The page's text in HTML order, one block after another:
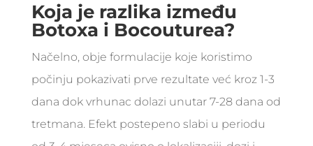
Koja je razlika između
Botoxa i Bocouturea?
Načelno, obje formulacije koje koristimo
počinju pokazivati prve rezultate već kroz 1-3
dana dok vrhunac dolazi unutar 7-28 dana od
tretmana. Efekt postepeno slabi u periodu